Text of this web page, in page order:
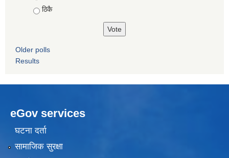
ठिकै
Older polls
Results
eGov services
घटना दर्ता
सामाजिक सुरक्षा